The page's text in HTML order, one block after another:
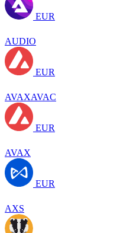
EUR
AUDIO
EUR
AVAXAVAC
EUR
AVAX
EUR
AXS